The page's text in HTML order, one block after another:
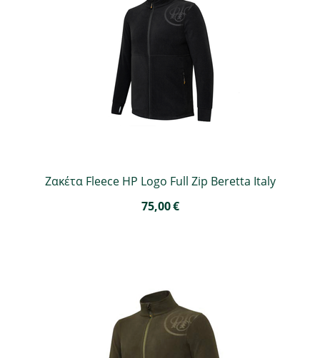
Ζακέτα Fleece HP Logo Full Zip Beretta Italy
75,00€